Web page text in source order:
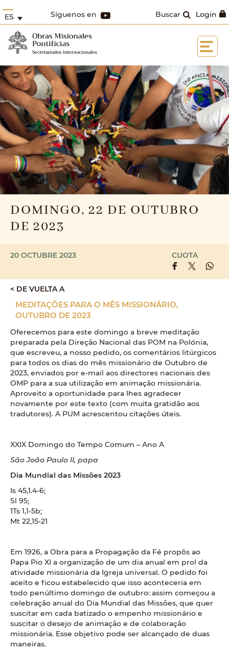
Login
Buscar
Síguenos en
ES
DOMINGO, 22 DE OUTUBRO
DE 2023
20 OCTUBRE 2023 CUOTA
< DE VUELTA A
MEDITAÇÕES PARA O MÊS MISSIONÁRIO,
OUTUBRO DE 2023
Oferecemos para este domingo a breve meditação
preparada pela Direção Nacional das POM na Polónia,
que escreveu, a nosso pedido, os comentários litúrgicos
para todos os dias do mês missionário de Outubro de
2023, enviados por e-mail aos directores nacionais des
OMP para a sua utilização em animação missionária.
Aproveito a oportunidade para lhes agradecer
novamente por este texto (com muita gratidão aos
tradutores). A PUM acrescentou citações úteis.
XXIX Domingo do Tempo Comum – Ano A
São João Paulo II, papa
Dia Mundial das Missões 2023
Is 45,1.4-6;
Sl 95;
1Ts 1,1-5b;
Mt 22,15-21
Em 1926, a Obra para a Propagação da Fé propôs ao
Papa Pio XI a organização de um dia anual em prol da
atividade missionária da Igreja universal. O pedido foi
aceito e ficou estabelecido que isso aconteceria em
todo penúltimo domingo de outubro: assim começou a
celebração anual do Dia Mundial das Missões, que quer
suscitar em cada batizado o empenho missionário e
suscitar o desejo de animação e de colaboração
missionária. Esse objetivo pode ser alcançado de duas
maneiras.